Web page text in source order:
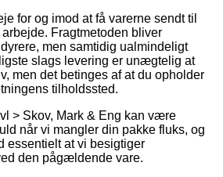
for og imod at få varerne sendt til
Fragtmetoden bliver
men samtidig ualmindeligt
slags levering er unægtelig at
men det betinges af at du opholder
tilholdssted.
> Skov, Mark & Eng kan være
når vi mangler din pakke fluks, og
essentielt at vi besigtiger
den pågældende vare.